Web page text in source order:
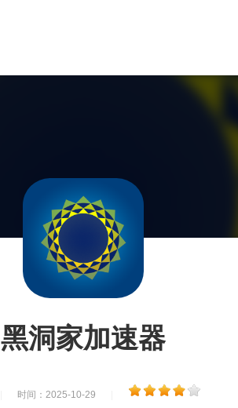
黑洞家加速器
时间：2025-10-29